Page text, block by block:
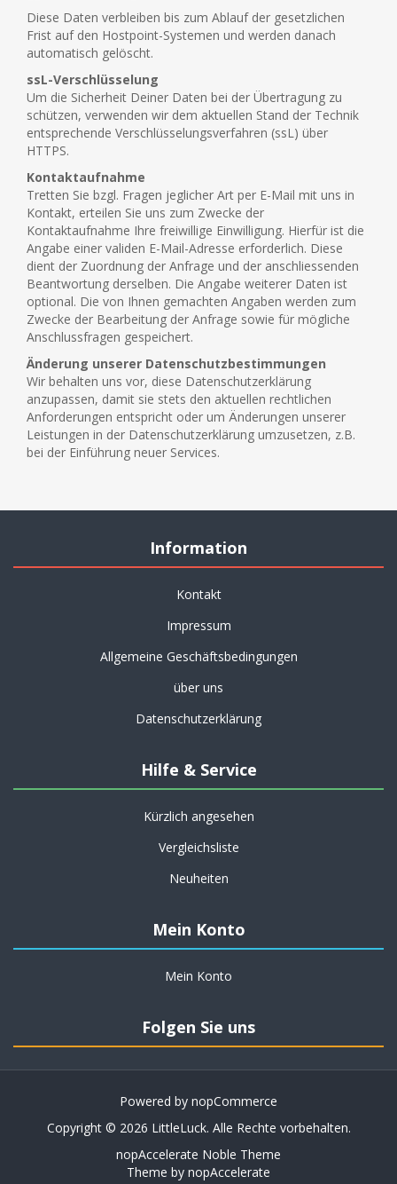
Diese Daten verbleiben bis zum Ablauf der gesetzlichen
Frist auf den Hostpoint-Systemen und werden danach
automatisch gelöscht.
ssL-Verschlüsselung
Um die Sicherheit Deiner Daten bei der Übertragung zu
schützen, verwenden wir dem aktuellen Stand der Technik
entsprechende Verschlüsselungsverfahren (ssL) über
HTTPS.
Kontaktaufnahme
Tretten Sie bzgl. Fragen jeglicher Art per E-Mail mit uns in
Kontakt, erteilen Sie uns zum Zwecke der
Kontaktaufnahme Ihre freiwillige Einwilligung. Hierfür ist die
Angabe einer validen E-Mail-Adresse erforderlich. Diese
dient der Zuordnung der Anfrage und der anschliessenden
Beantwortung derselben. Die Angabe weiterer Daten ist
optional. Die von Ihnen gemachten Angaben werden zum
Zwecke der Bearbeitung der Anfrage sowie für mögliche
Anschlussfragen gespeichert.
Änderung unserer Datenschutzbestimmungen
Wir behalten uns vor, diese Datenschutzerklärung
anzupassen, damit sie stets den aktuellen rechtlichen
Anforderungen entspricht oder um Änderungen unserer
Leistungen in der Datenschutzerklärung umzusetzen, z.B.
bei der Einführung neuer Services.
Information
Kontakt
Impressum
Allgemeine Geschäftsbedingungen
über uns
Datenschutzerklärung
Hilfe & Service
Kürzlich angesehen
Vergleichsliste
Neuheiten
Mein Konto
Mein Konto
Folgen Sie uns
Powered by nopCommerce
Copyright © 2026 LittleLuck. Alle Rechte vorbehalten.
nopAccelerate Noble Theme
Theme by nopAccelerate